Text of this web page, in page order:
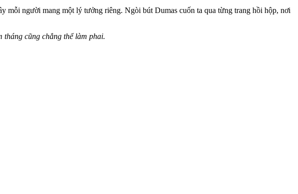
mỗi người mang một lý tưởng riêng. Ngòi bút Dumas cuốn ta qua từng trang hồi hộp, nơi
tháng cũng chẳng thể làm phai.